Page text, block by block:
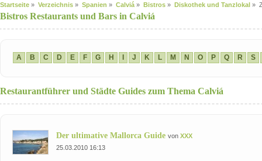
Startseite » Verzeichnis » Spanien » Calviá » Bistros » Diskothek und Tanzlokal »
Bistros Restaurants und Bars in Calviá
A B C D E F G H J K L M N O P Q R S
Restaurantführer und Städte Guides zum Thema Calviá
Der ultimative Mallorca Guide von XXX
25.03.2010 16:13